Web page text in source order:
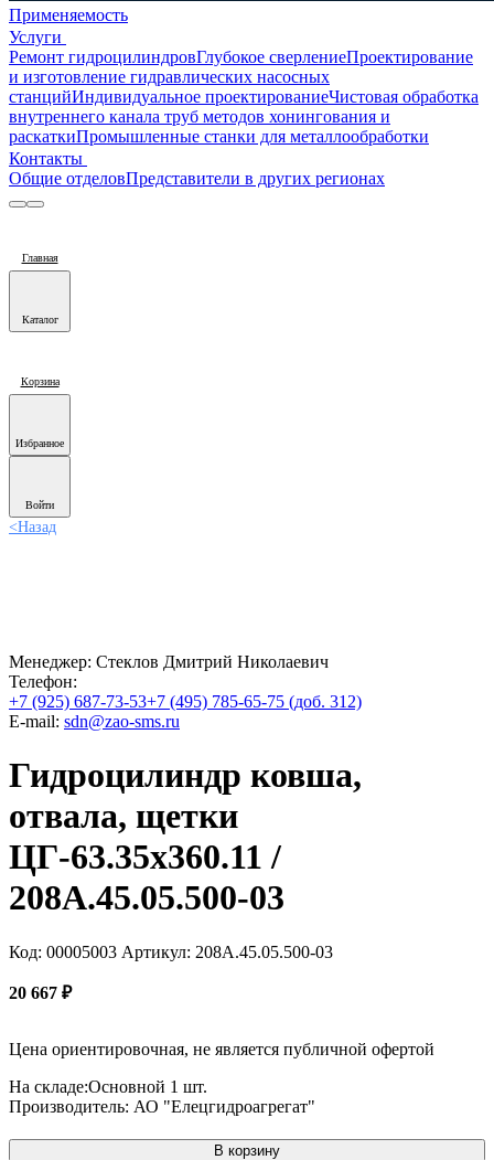
Применяемость
Услуги
Ремонт гидроцилиндровГлубокое сверлениеПроектирование
и изготовление гидравлических насосных
станцийИндивидуальное проектированиеЧистовая обработка
внутреннего канала труб методов хонингования и
раскаткиПромышленные станки для металлообработки
Контакты
Общие отделовПредставители в других регионах
Главная
Каталог
Корзина
Избранное
Войти
<Назад
Менеджер: Стеклов Дмитрий Николаевич
Телефон:
+7 (925) 687-73-53+7 (495) 785-65-75 (доб. 312)
E-mail: sdn@zao-sms.ru
Гидроцилиндр ковша,
отвала, щетки
ЦГ-63.35х360.11 /
208А.45.05.500-03
Код: 00005003 Артикул: 208А.45.05.500-03
20 667 ₽
Цена ориентировочная, не является публичной офертой
На складе:Основной 1 шт.
Производитель: АО "Елецгидроагрегат"
В корзину